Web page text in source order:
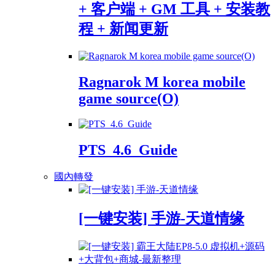
+ 客户端 + GM 工具 + 安装教
程 + 新闻更新
Ragnarok M korea mobile
game source(O)
PTS_4.6_Guide
國內轉發
[一键安装] 手游-天道情缘